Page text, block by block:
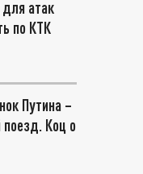
атак
по КТК
Путина –
Коц о